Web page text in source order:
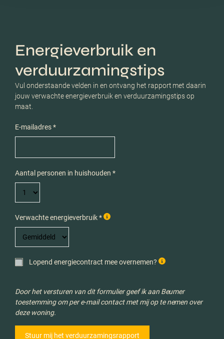
Energieverbruik en
verduurzamingstips
Vul onderstaande velden in en ontvang het rapport met daarin
jouw verwachte energieverbruik en verduurzamingstips op
maat.
E-mailadres *
Aantal personen in huishouden *
Verwachte energieverbruik *
Lopend energiecontract mee overnemen?
Door het versturen van dit formulier geef ik aan Beumer
toestemming om per e-mail contact met mij op te nemen over
deze woning.